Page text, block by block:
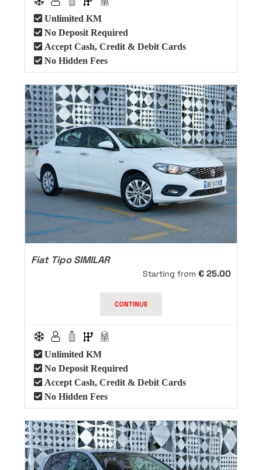
Unlimited KM
No Deposit Required
Accept Cash, Credit & Debit Cards
No Hidden Fees
Fiat Tipo SIMILAR
Starting from € 25.00
CONTINUE
Unlimited KM
No Deposit Required
Accept Cash, Credit & Debit Cards
No Hidden Fees